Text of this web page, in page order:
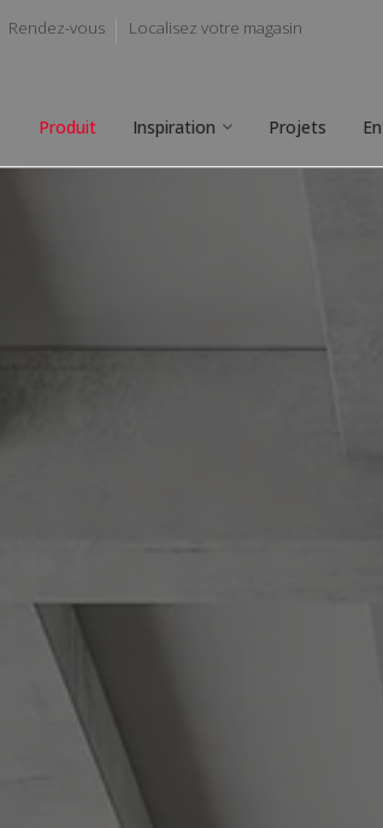
Rendez-vous Localisez votre magasin
Produit Inspiration Projets